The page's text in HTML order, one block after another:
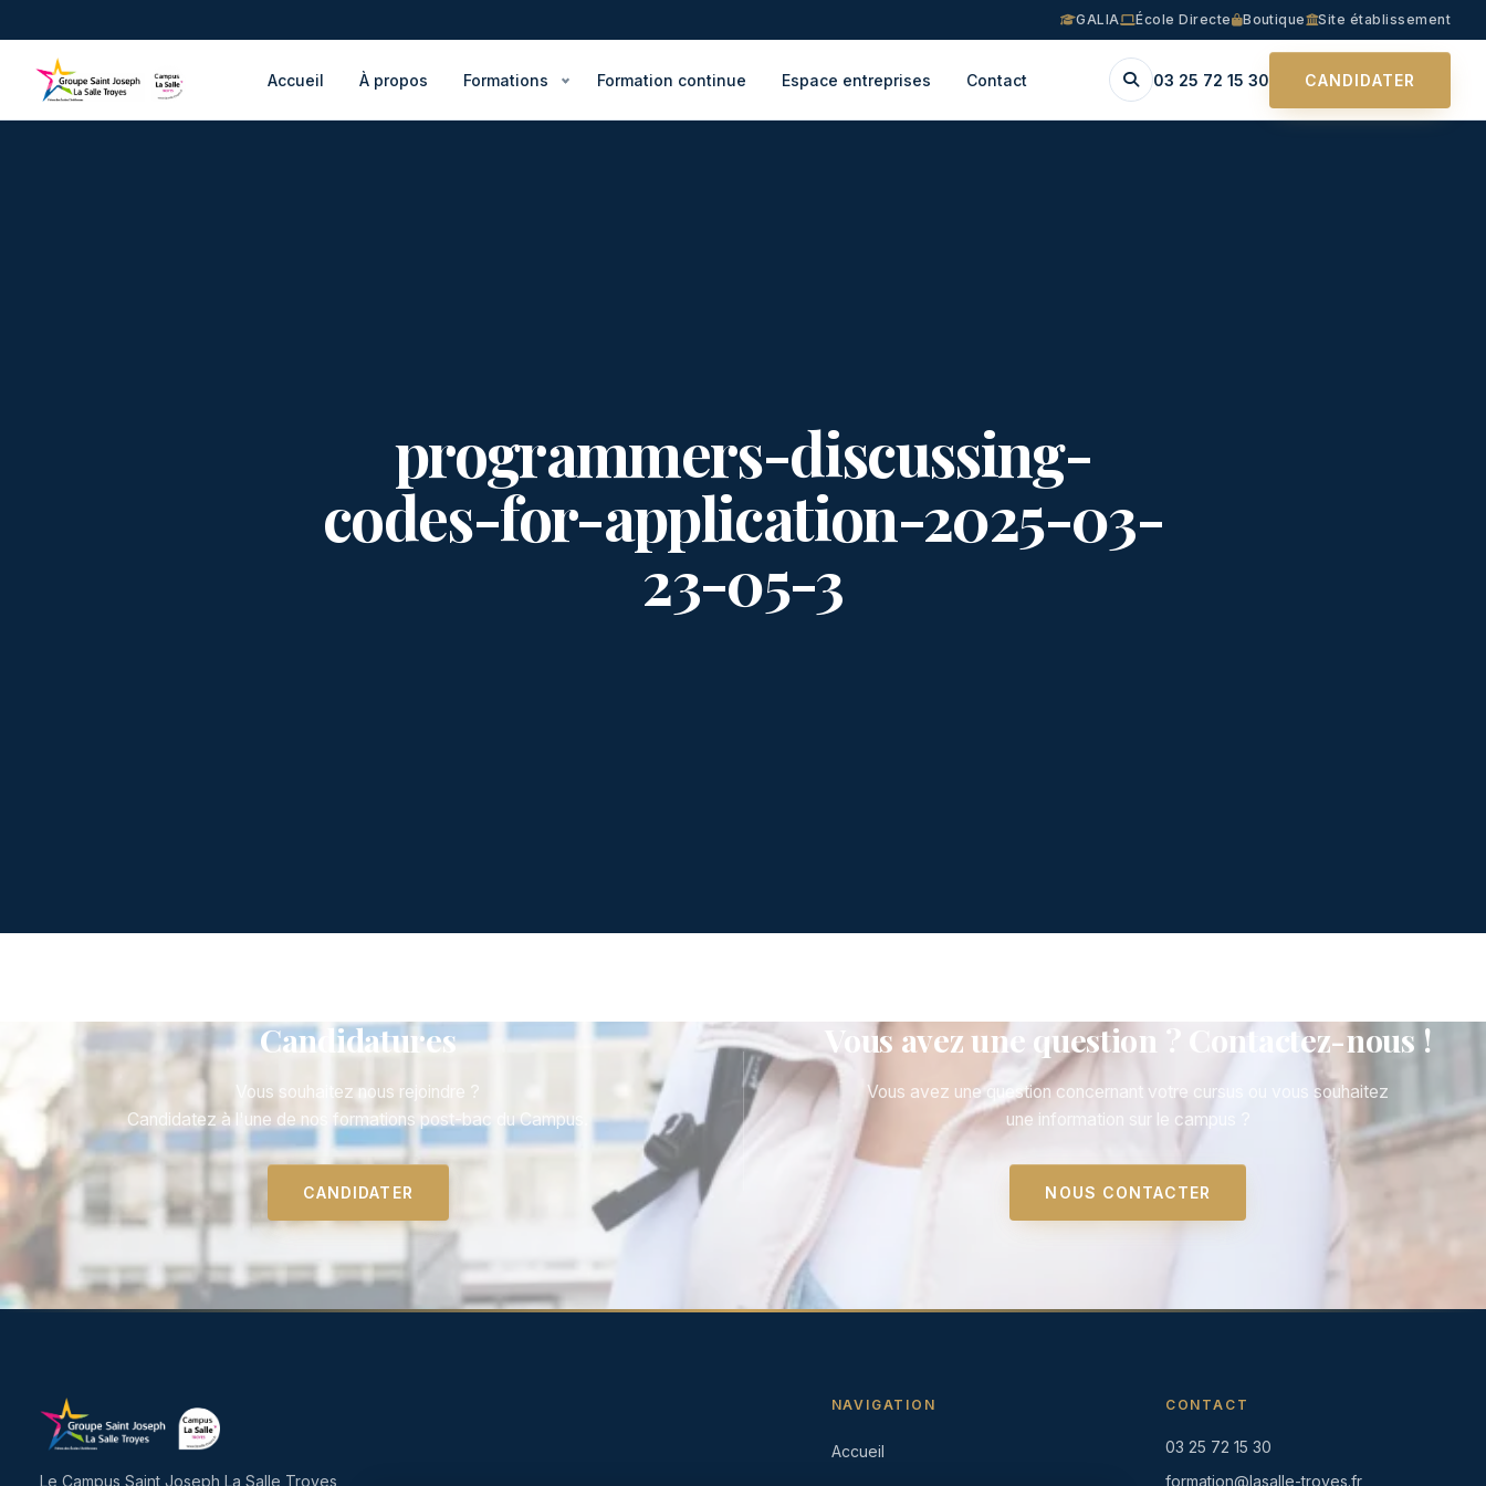
GALIA École Directe Boutique Site établissement
Accueil À propos Formations Formation continue Espace entreprises Contact 03 25 72 15 30 CANDIDATER
programmers-discussing-
codes-for-application-2025-03-
23-05-3
Candidatures
Vous souhaitez nous rejoindre ?
Candidatez à l'une de nos formations post-bac du Campus.
CANDIDATER
Vous avez une question ? Contactez-nous !
Vous avez une question concernant votre cursus ou vous souhaitez
une information sur le campus ?
NOUS CONTACTER
Le Campus Saint Joseph La Salle Troyes
NAVIGATION
Accueil
CONTACT
03 25 72 15 30
formation@lasalle-troyes.fr